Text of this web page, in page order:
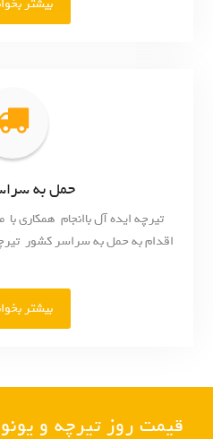
حمل به
تیرچه ایده آل باانجام همکاری
اقدام به حمل به سراسر کشور
بیشتر
قیمت روز تیرچه و